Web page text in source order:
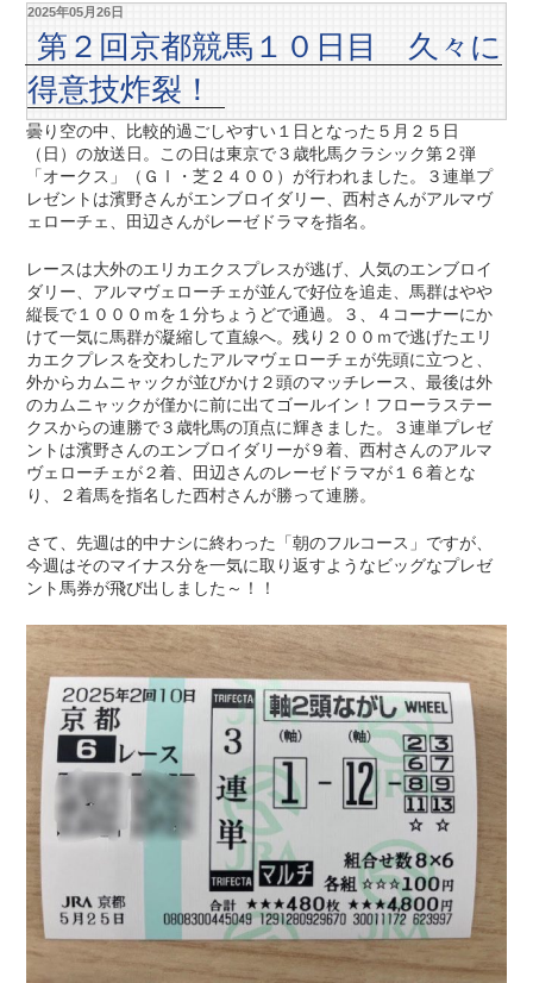
2025年05月26日
第２回京都競馬１０日目 久々に
得意技炸裂！
曇り空の中、比較的過ごしやすい１日となった５月２５日
（日）の放送日。この日は東京で３歳牝馬クラシック第２弾
「オークス」（ＧⅠ・芝２４００）が行われました。３連単プ
レゼントは濱野さんがエンブロイダリー、西村さんがアルマヴ
ェローチェ、田辺さんがレーゼドラマを指名。
レースは大外のエリカエクスプレスが逃げ、人気のエンブロイ
ダリー、アルマヴェローチェが並んで好位を追走、馬群はやや
縦長で１０００ｍを１分ちょうどで通過。３、４コーナーにか
けて一気に馬群が凝縮して直線へ。残り２００ｍで逃げたエリ
カエクプレスを交わしたアルマヴェローチェが先頭に立つと、
外からカムニャックが並びかけ２頭のマッチレース、最後は外
のカムニャックが僅かに前に出てゴールイン！フローラステー
クスからの連勝で３歳牝馬の頂点に輝きました。３連単プレゼ
ントは濱野さんのエンブロイダリーが９着、西村さんのアルマ
ヴェローチェが２着、田辺さんのレーゼドラマが１６着とな
り、２着馬を指名した西村さんが勝って連勝。
さて、先週は的中ナシに終わった「朝のフルコース」ですが、
今週はそのマイナス分を一気に取り返すようなビッグなプレゼ
ント馬券が飛び出しました～！！